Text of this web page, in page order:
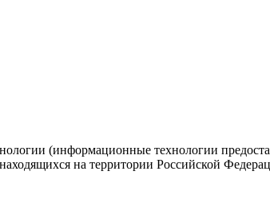
(информационные технологии
на территории Российской